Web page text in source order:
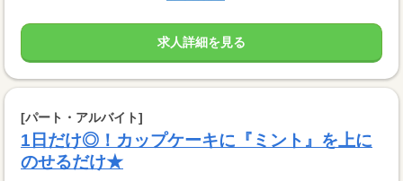
求人詳細を見る
[パート・アルバイト]
1日だけ◎！カップケーキに『ミント』を上に
のせるだけ★